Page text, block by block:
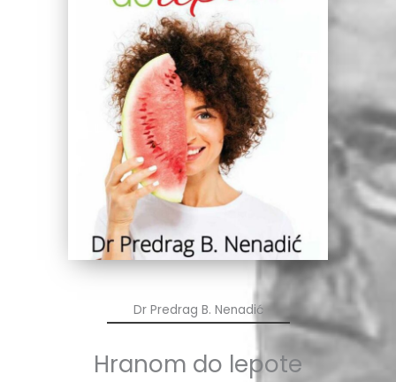
Dr Predrag B. Nenadić
Hranom do lepote